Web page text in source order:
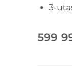
3-
599